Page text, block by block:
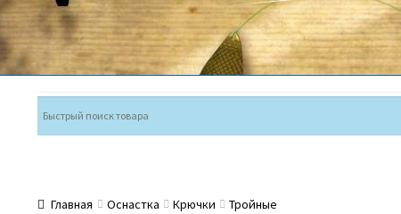
Главная Оснастка Крючки Тройные